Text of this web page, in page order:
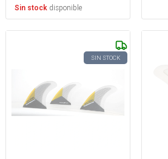
Sin stock disponible
SIN STOCK